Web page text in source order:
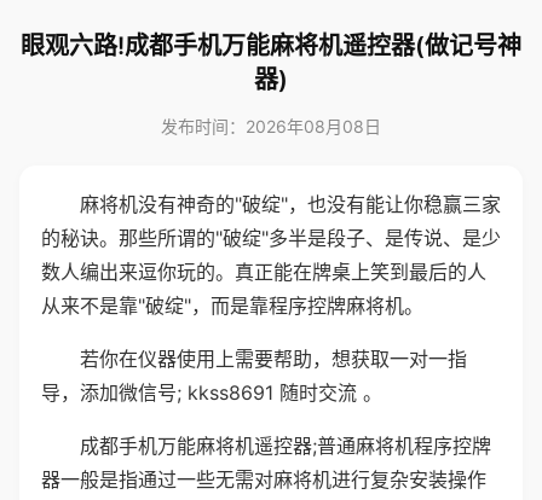
眼观六路!成都手机万能麻将机遥控器(做记号神
器)
发布时间：2026年08月08日
麻将机没有神奇的"破绽"，也没有能让你稳赢三家
的秘诀。那些所谓的"破绽"多半是段子、是传说、是少
数人编出来逗你玩的。真正能在牌桌上笑到最后的人
从来不是靠"破绽"，而是靠程序控牌麻将机。
若你在仪器使用上需要帮助，想获取一对一指
导，添加微信号; kkss8691 随时交流 。
成都手机万能麻将机遥控器;普通麻将机程序控牌
器一般是指通过一些无需对麻将机进行复杂安装操作